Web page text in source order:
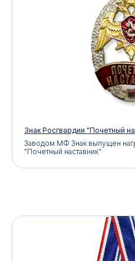
Знак Росгвардии "Почетный
Заводом МФ Знак выпущен
"Почетный наставник"